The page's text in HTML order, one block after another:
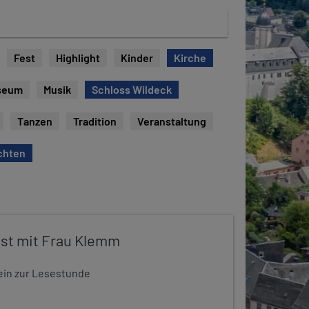
Fest Highlight Kinder Kirche
Musik Schloss Wildeck
Tanzen Tradition Veranstaltung
mit Frau Klemm
zur Lesestunde